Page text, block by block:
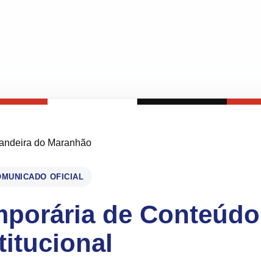
OFICIAL
de Conteúdo